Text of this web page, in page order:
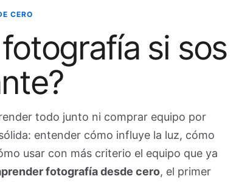
CERO
si sos
todo junto ni comprar equipo por
entender cómo influye la luz, cómo
usar con más criterio el equipo que ya
fotografía desde cero, el primer